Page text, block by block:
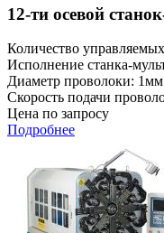
12-ти осевой
Количество
Исполнение станка-
Диаметр проволоки:
Скорость подачи
Цена по запросу
Подробнее